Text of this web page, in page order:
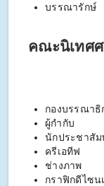
บรรณารักษ์
คณะนิเทศ
กองบรรณาธิ
ผู้กำกับ
นักประชาสั
ครีเอทีฟ
ช่างภาพ
กราฟิกดีไซน